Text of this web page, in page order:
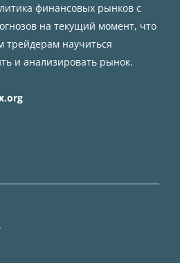
финансовых рынков с
на текущий момент, что
научиться
и анализировать рынок.